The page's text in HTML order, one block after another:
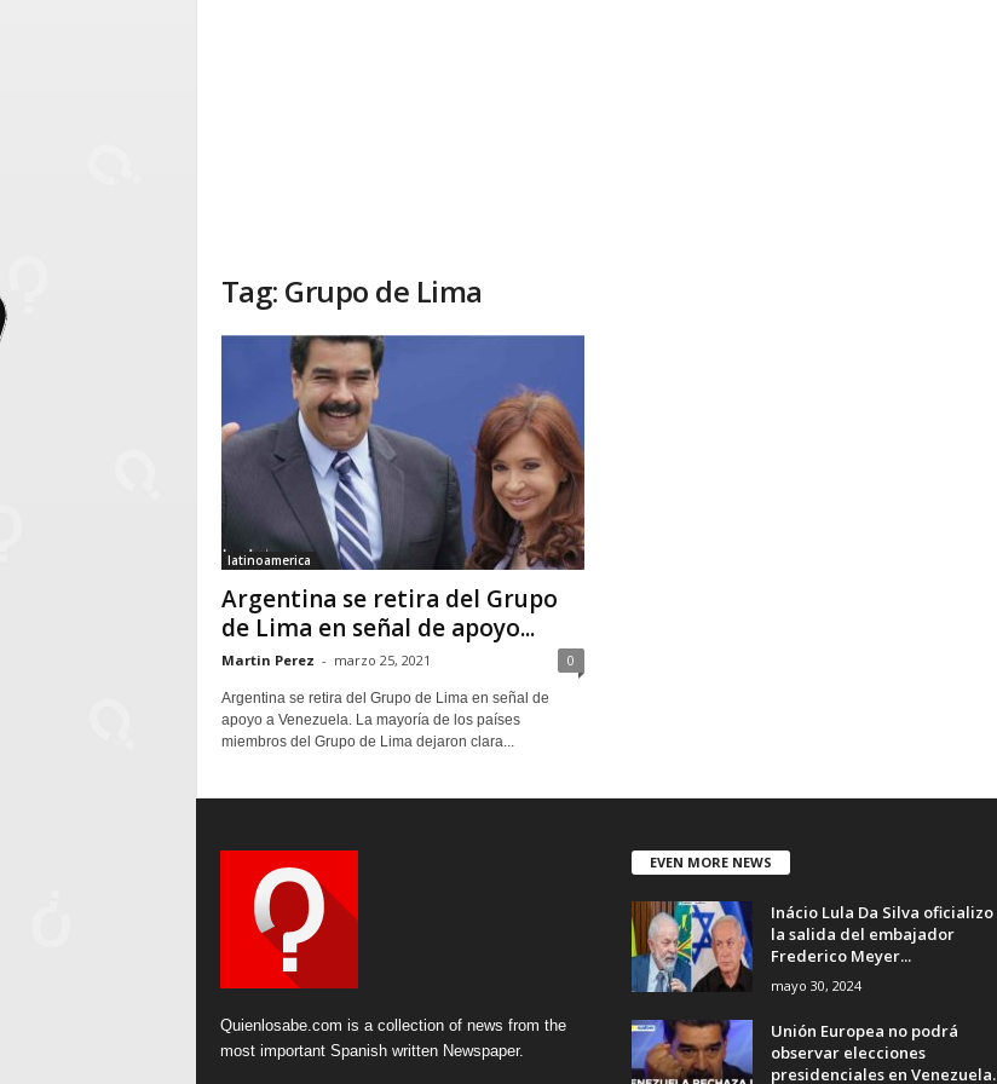
Tag: Grupo de Lima
latinoamerica
Argentina se retira del Grupo
de Lima en señal de apoyo...
Martin Perez - marzo 25, 2021 0
Argentina se retira del Grupo de Lima en señal de
apoyo a Venezuela. La mayoría de los países
miembros del Grupo de Lima dejaron clara...
Quienlosabe.com is a collection of news from the
most important Spanish written Newspaper.
EVEN MORE NEWS
Inácio Lula Da Silva oficializo
la salida del embajador
Frederico Meyer...
mayo 30, 2024
Unión Europea no podrá
observar elecciones
presidenciales en Venezuela.